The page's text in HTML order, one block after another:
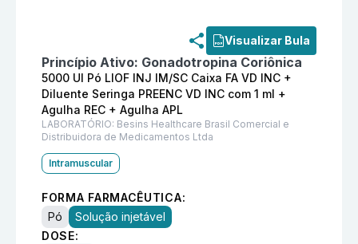
Informações detalhadas do produtoChoriomon-M
Visualizar Bula
Princípio Ativo: Gonadotropina Coriônica
5000 UI Pó LIOF INJ IM/SC Caixa FA VD INC +
Diluente Seringa PREENC VD INC com 1 ml +
Agulha REC + Agulha APL
LABORATÓRIO: Besins Healthcare Brasil Comercial e
Distribuidora de Medicamentos Ltda
Intramuscular
FORMA FARMACÊUTICA:
Pó
Solução injetável
DOSE: